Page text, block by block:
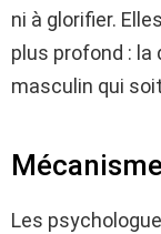
ni à glorifier.
plus profond :
masculin qui
Les